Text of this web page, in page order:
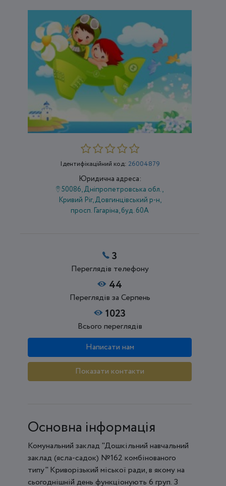
Ідентифікаційний код: 26004879
Юридична адреса:
50086, Дніпропетровська обл.,
Кривий Ріг, Довгинцівський р-н,
просп. Гагаріна, буд. 60А
3
Переглядів телефону
44
Переглядів за Серпень
1023
Всього переглядів
Написати нам
Показати контакти
Основна інформація
Комунальний заклад "Дошкільний навчальний
заклад (ясла-садок) №162 комбінованого
типу" Криворізький міської ради, в якому на
сьогоднішній день функціонують 6 груп. З